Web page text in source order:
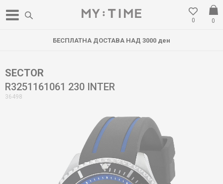
0
0
БЕСПЛАТНА ДОСТАВА НАД 3000 ден
SECTOR
R3251161061 230 INTER
36498